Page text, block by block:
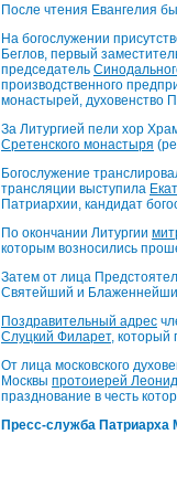
После чтения Евангелия
На богослужении
Беглов, первый
председатель
производственного
монастырей, духовенство
За Литургией пели хор
Сретенского монастыря
Богослужение
трансляции выступила
Патриархии, кандидат
По окончании Литургии
которым возносились
Затем от лица
Святейший и
Поздравительный адрес
Слуцкий Филарет, который
От лица московского
Москвы протоиерей
празднование в честь
Пресс-служба Патриарха